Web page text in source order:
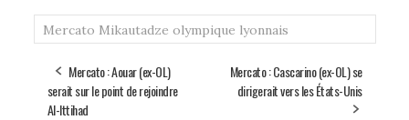
Mercato Mikautadze olympique lyonnais
Mercato : Aouar (ex-OL)
serait sur le point de rejoindre
Al-Ittihad
Mercato : Cascarino (ex-OL) se
dirigerait vers les États-Unis